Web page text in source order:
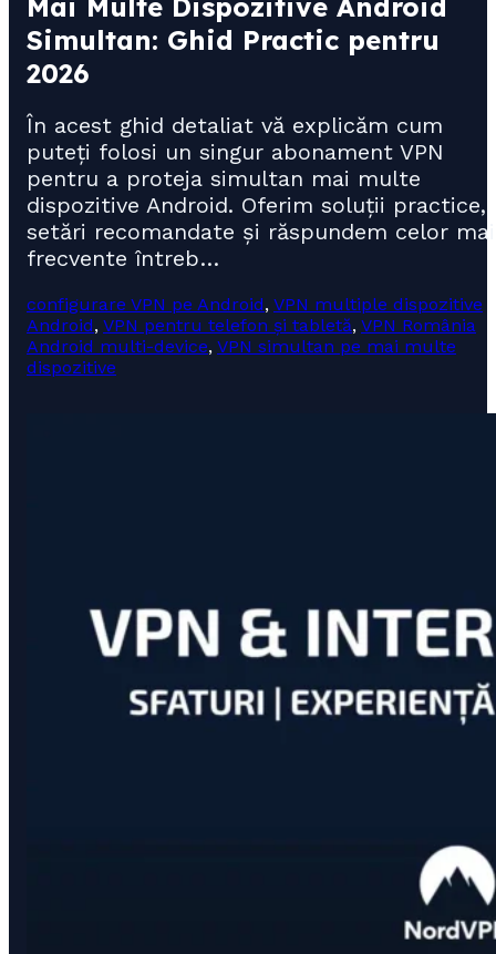
Simultan: Ghid Practic pentru
2026
În acest ghid detaliat vă explicăm cum
puteți folosi un singur abonament VPN
pentru a proteja simultan mai multe
dispozitive Android. Oferim soluții practice,
setări recomandate și răspundem celor mai
frecvente întreb…
configurare VPN pe Android, VPN multiple dispozitive
Android, VPN pentru telefon și tabletă, VPN România
Android multi-device, VPN simultan pe mai multe
dispozitive